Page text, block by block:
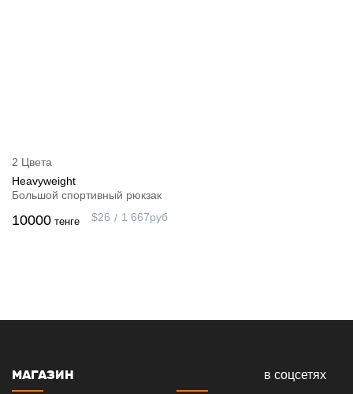
2 Цвета
Heavyweight
Большой спортивный рюкзак
10000 тенге $26 1 667руб
в соцсетях
МАГАЗИН